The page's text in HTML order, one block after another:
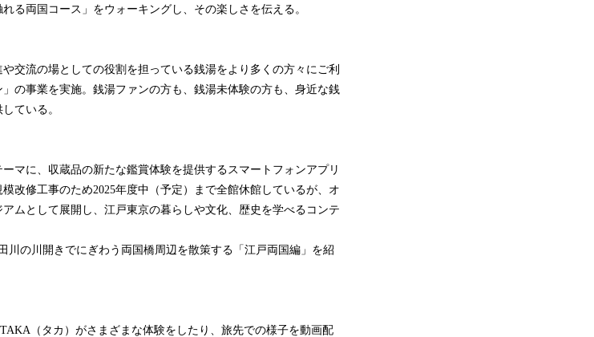
る両国コース」をウォーキングし、その楽しさを伝える。
交流の場としての役割を担っている銭湯をより多くの方々にご利
の事業を実施。銭湯ファンの方も、銭湯未体験の方も、身近な銭
ている。
マに、収蔵品の新たな鑑賞体験を提供するスマートフォンアプリ
改修工事のため2025年度中（予定）まで全館休館しているが、オ
ムとして展開し、江戸東京の暮らしや文化、歴史を学べるコンテ
の川開きでにぎわう両国橋周辺を散策する「江戸両国編」を紹
（タカ）がさまざまな体験をしたり、旅先での様子を動画配